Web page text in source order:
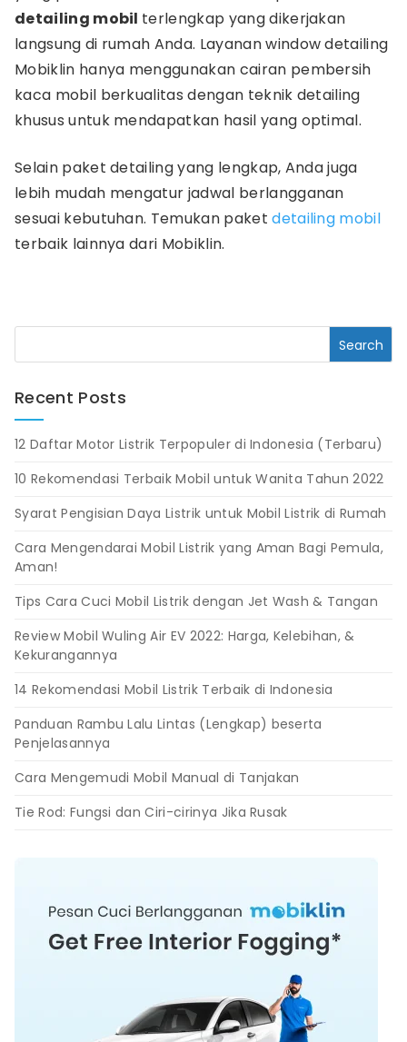
detailing mobil terlengkap yang dikerjakan
langsung di rumah Anda. Layanan window detailing
Mobiklin hanya menggunakan cairan pembersih
kaca mobil berkualitas dengan teknik detailing
khusus untuk mendapatkan hasil yang optimal.
Selain paket detailing yang lengkap, Anda juga
lebih mudah mengatur jadwal berlangganan
sesuai kebutuhan. Temukan paketdetailing mobil
terbaik lainnya dari Mobiklin.
Recent Posts
12 Daftar Motor Listrik Terpopuler di Indonesia (Terbaru)
10 Rekomendasi Terbaik Mobil untuk Wanita Tahun 2022
Syarat Pengisian Daya Listrik untuk Mobil Listrik di Rumah
Cara Mengendarai Mobil Listrik yang Aman Bagi Pemula,
Aman!
Tips Cara Cuci Mobil Listrik dengan Jet Wash & Tangan
Review Mobil Wuling Air EV 2022: Harga, Kelebihan, &
Kekurangannya
14 Rekomendasi Mobil Listrik Terbaik di Indonesia
Panduan Rambu Lalu Lintas (Lengkap) beserta
Penjelasannya
Cara Mengemudi Mobil Manual di Tanjakan
Tie Rod: Fungsi dan Ciri-cirinya Jika Rusak